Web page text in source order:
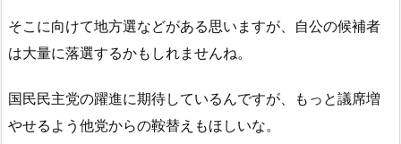
そこに向けて地方選などがある思いますが、自公の候補者
は大量に落選するかもしれませんね。
国民民主党の躍進に期待しているんですが、もっと議席増
やせるよう他党からの鞍替えもほしいな。